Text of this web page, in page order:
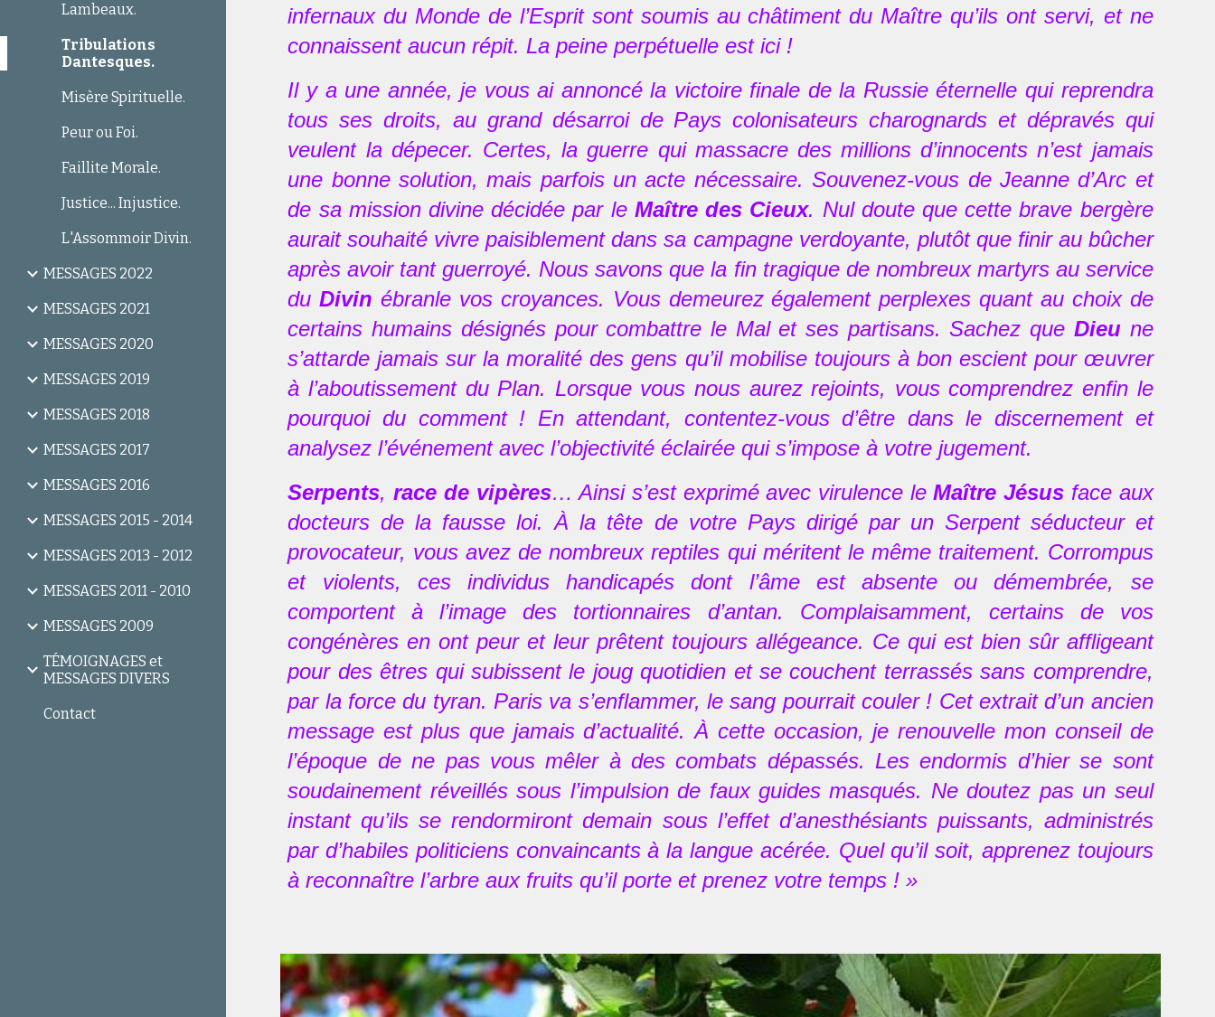
Lambeaux.
Tribulations
Dantesques.
Misère Spirituelle.
Peur ou Foi.
Faillite Morale.
Justice... Injustice.
L'Assommoir Divin.
MESSAGES 2022
MESSAGES 2021
MESSAGES 2020
MESSAGES 2019
MESSAGES 2018
MESSAGES 2017
MESSAGES 2016
MESSAGES 2015 - 2014
MESSAGES 2013 - 2012
MESSAGES 2011 - 2010
MESSAGES 2009
TÉMOIGNAGES et
MESSAGES DIVERS
Contact
infernaux du Monde de l’Esprit sont soumis au châtiment du Maître qu’ils ont servi, et ne
connaissent aucun répit. La peine perpétuelle est ici !
Il y a une année, je vous ai annoncé la victoire finale de la Russie éternelle qui reprendra
tous ses droits, au grand désarroi de Pays colonisateurs charognards et dépravés qui
veulent la dépecer. Certes, la guerre qui massacre des millions d’innocents n’est jamais
une bonne solution, mais parfois un acte nécessaire. Souvenez-vous de Jeanne d’Arc et
de sa mission divine décidée par le Maître des Cieux. Nul doute que cette brave bergère
aurait souhaité vivre paisiblement dans sa campagne verdoyante, plutôt que finir au bûcher
après avoir tant guerroyé. Nous savons que la fin tragique de nombreux martyrs au service
duDivin ébranle vos croyances. Vous demeurez également perplexes quant au choix de
certains humains désignés pour combattre le Mal et ses partisans. Sachez que Dieune
s’attarde jamais sur la moralité des gens qu’il mobilise toujours à bon escient pour œuvrer
à l’aboutissement du Plan. Lorsque vous nous aurez rejoints, vous comprendrez enfin le
pourquoi du comment ! En attendant, contentez-vous d’être dans le discernement et
analysez l’événement avec l’objectivité éclairée qui s’impose à votre jugement.
Serpents, race de vipères… Ainsi s’est exprimé avec virulence leMaître Jésus face aux
docteurs de la fausse loi. À la tête de votre Pays dirigé par un Serpent séducteur et
provocateur, vous avez de nombreux reptiles qui méritent le même traitement. Corrompus
et violents, ces individus handicapés dont l’âme est absente ou démembrée, se
comportent à l’image des tortionnaires d’antan. Complaisamment, certains de vos
congénères en ont peur et leur prêtent toujours allégeance. Ce qui est bien sûr affligeant
pour des êtres qui subissent le joug quotidien et se couchent terrassés sans comprendre,
par la force du tyran. Paris va s’enflammer, le sang pourrait couler ! Cet extrait d’un ancien
message est plus que jamais d’actualité. À cette occasion, je renouvelle mon conseil de
l’époque de ne pas vous mêler à des combats dépassés. Les endormis d’hier se sont
soudainement réveillés sous l’impulsion de faux guides masqués. Ne doutez pas un seul
instant qu’ils se rendormiront demain sous l’effet d’anesthésiants puissants, administrés
par d’habiles politiciens convaincants à la langue acérée. Quel qu’il soit, apprenez toujours
à reconnaître l’arbre aux fruits qu’il porte et prenez votre temps ! »